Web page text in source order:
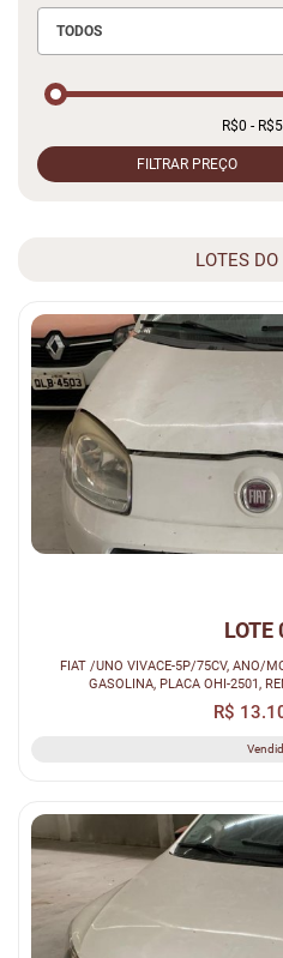
TODOS
FILTRAR PREÇO
LOTES
LOTE
FIAT /UNO VIVACE-5P/75CV, ANO/
GASOLINA, PLACA OHI-2501,
R$